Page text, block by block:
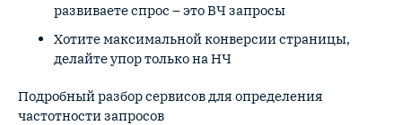
развиваете спрос – это ВЧ запросы
Хотите максимальной конверсии страницы,
делайте упор только на НЧ
Подробный разбор сервисов для определения
частотности запросов